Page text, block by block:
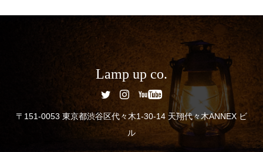
Lamp up co.
〒151-0053 東京都渋谷区代々木1-30-14 天翔代々木ANNEX ビ
ル